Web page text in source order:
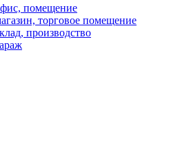
помещение
торговое помещение
производство